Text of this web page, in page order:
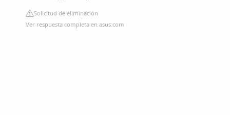
Solicitud de eliminación
Ver respuesta completa en asus.com